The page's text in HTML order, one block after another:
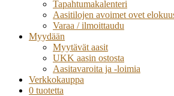
Tapahtumakalenteri
Aasitilojen avoimet ovet
Varaa / ilmoittaudu
Myydään
Myytävät aasit
UKK aasin ostosta
Aasitavaroita ja -loimia
Verkkokauppa
0 tuotetta